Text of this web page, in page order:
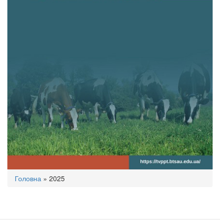
Ви
Головна » 2025